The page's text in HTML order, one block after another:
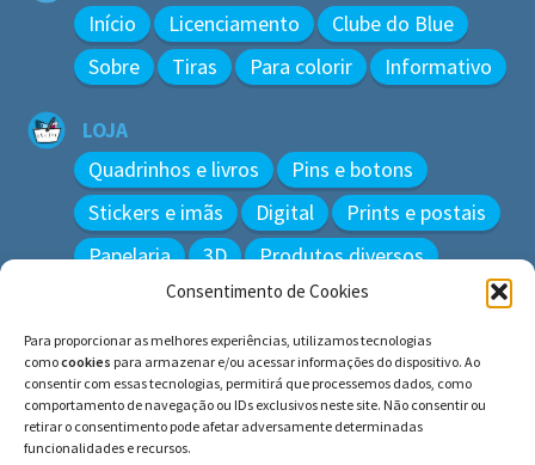
Consentimento de Cookies
Para proporcionar as melhores experiências, utilizamos tecnologias
comocookies para armazenar e/ou acessar informações do dispositivo. Ao
consentir com essas tecnologias, permitirá que processemos dados, como
comportamento de navegação ou IDs exclusivos neste site. Não consentir ou
retirar o consentimento pode afetar adversamente determinadas
funcionalidades e recursos.
Início Licenciamento
Clube do Blue
Sobre
Tiras Para colorir Informativo
LOJA
Quadrinhos e livros
Pins e botons
Stickers e imãs
Digital
Prints e postais
Papelaria
3D Produtos diversos
Pesquisar
por: